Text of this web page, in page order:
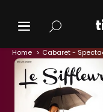
Home Cabaret -